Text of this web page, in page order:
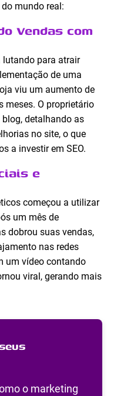
mundo real:
Vendas com
lutando para atrair
de uma
viu um aumento de
meses. O proprietário
detalhando as
no site, o que
a investir em SEO.
e
começou a utilizar
um mês de
dobrou suas vendas,
nas redes
um vídeo contando
viral, gerando mais
o marketing